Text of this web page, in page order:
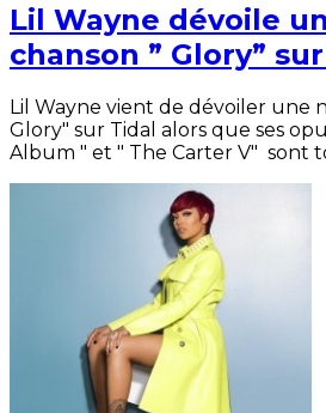
Lil Wayne dévoile
chanson ” Glory”
Lil Wayne vient de dévoiler une
Glory" sur Tidal alors que ses
Album " et " The Carter V" sont